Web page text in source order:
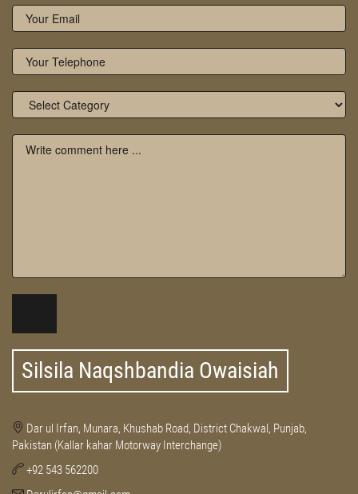
Silsila Naqshbandia Owaisiah
Dar ul Irfan, Munara, Khushab Road, District Chakwal, Punjab,
Pakistan (Kallar kahar Motorway Interchange)
+92 543 562200